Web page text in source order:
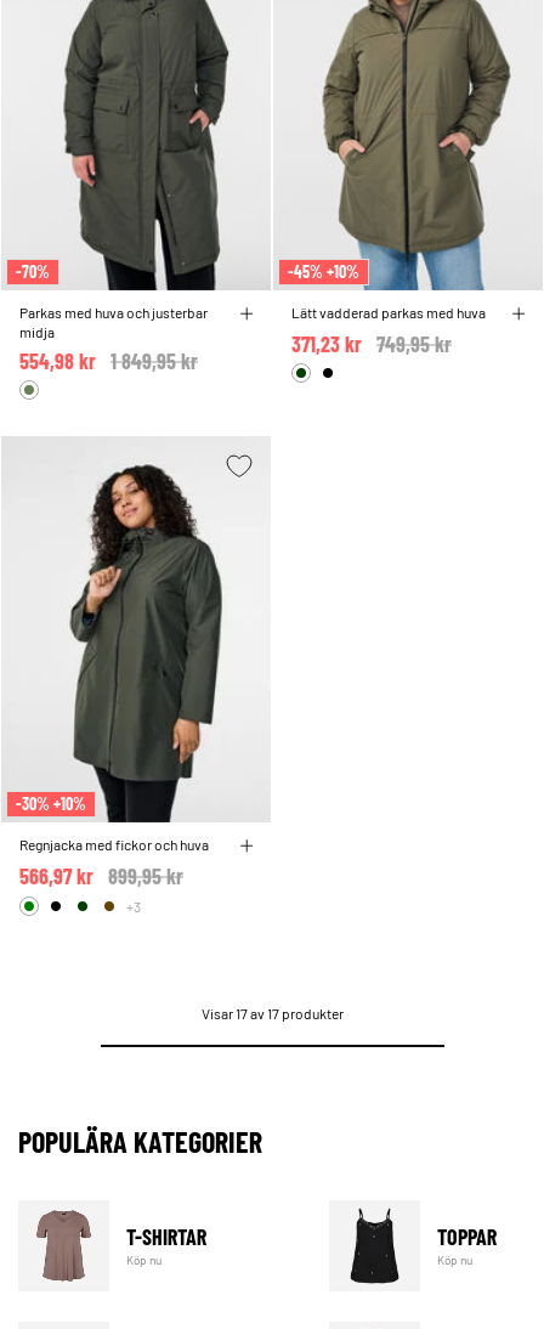
-70%
Parkas med huva och justerbar
midja
Price reduced from
1 849,95 kr
554,98 kr
-45% +10%
Lätt vadderad parkas med huva
Price reduced from
749,95 kr
371,23 kr
-30% +10%
Regnjacka med fickor och huva
Price reduced from
899,95 kr
566,97 kr
+3
Visar 17 av 17 produkter
POPULÄRA KATEGORIER
T-SHIRTAR
Köp nu
TOPPAR
Köp nu